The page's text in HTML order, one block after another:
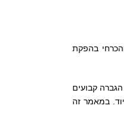
בהפקת
קבועים
במאמר זה